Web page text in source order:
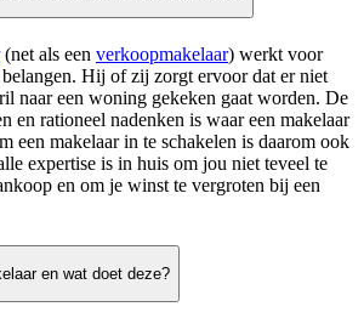
(net als een verkoopmakelaar) werkt voor
Hij of zij zorgt ervoor dat er niet
naar een woning gekeken gaat worden. De
en rationeel nadenken is waar een makelaar
een makelaar in te schakelen is daarom ook
expertise is in huis om jou niet teveel te
en om je winst te vergroten bij een
en wat doet deze?